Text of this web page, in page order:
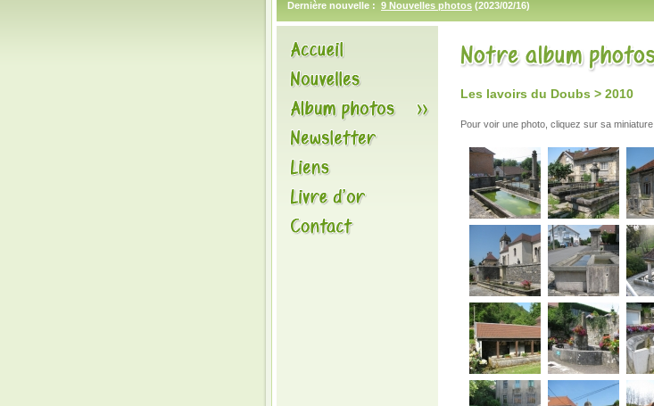
Dernière nouvelle : 9 Nouvelles photos (2023/02/16)
Les lavoirs du Doubs > 2010
Pour voir une photo, cliquez sur sa miniature